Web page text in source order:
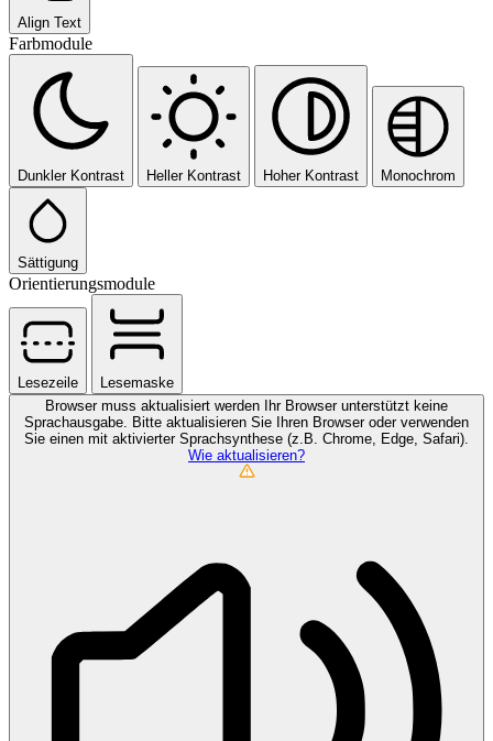
Align Text
Farbmodule
Dunkler Kontrast Heller Kontrast Hoher Kontrast Monochrom
Sättigung
Orientierungsmodule
Lesezeile
Lesemaske
Browser muss aktualisiert werden
Ihr Browser unterstützt keine
Sprachausgabe. Bitte aktualisieren Sie Ihren Browser oder verwenden
Sie einen mit aktivierter Sprachsynthese (z.B. Chrome, Edge, Safari).
Wie aktualisieren?